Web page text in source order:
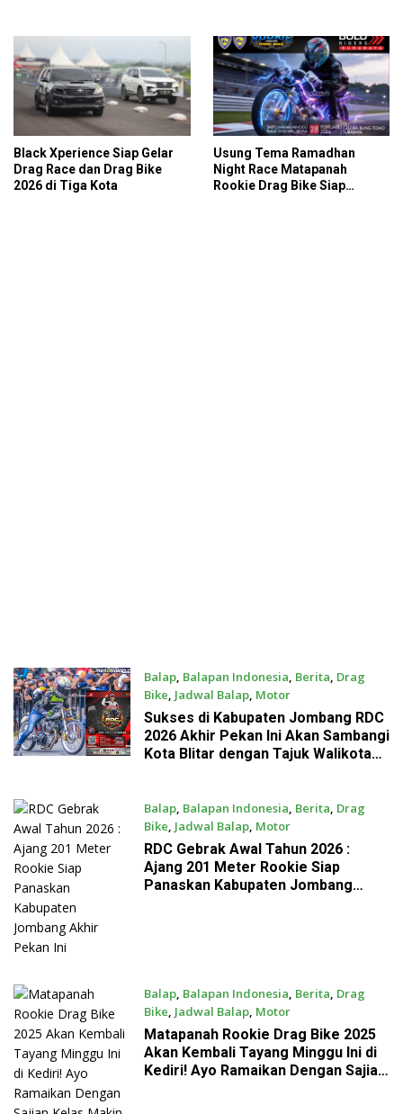
Black Xperience Siap Gelar
Drag Race dan Drag Bike
2026 di Tiga Kota
Usung Tema Ramadhan
Night Race Matapanah
Rookie Drag Bike Siap
Balap, Balapan Indonesia Berita Drag
Bike Jadwal Balap, Motor
February 4, 2026
Sukses di Kabupaten Jombang RDC
2026 Akhir Pekan Ini Akan Sambangi
Kota Blitar dengan Tajuk Walikota
Balap, Balapan Indonesia Berita Drag
Bike Jadwal Balap, Motor
January 16, 2026
RDC Gebrak Awal Tahun 2026 :
Ajang 201 Meter Rookie Siap
Panaskan Kabupaten Jombang
Balap, Balapan Indonesia Berita Drag
Bike Jadwal Balap, Motor
October 29, 2025
Matapanah Rookie Drag Bike 2025
Akan Kembali Tayang Minggu Ini di
Kediri! Ayo Ramaikan Dengan Sajian